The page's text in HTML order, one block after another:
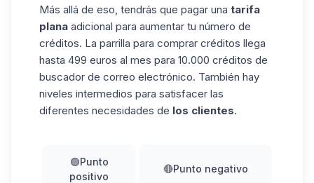
Más allá de eso, tendrás que pagar una tarifa
plana adicional para aumentar tu número de
créditos. La parrilla para comprar créditos llega
hasta 499 euros al mes para 10.000 créditos de
buscador de correo electrónico. También hay
niveles intermedios para satisfacer las
diferentes necesidades de los clientes.
🟢Punto
positivo
🔴Punto negativo